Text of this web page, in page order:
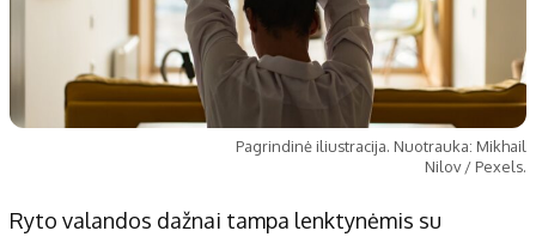
Pagrindinė iliustracija. Nuotrauka: Mikhail
Nilov / Pexels.
Ryto valandos dažnai tampa lenktynėmis su